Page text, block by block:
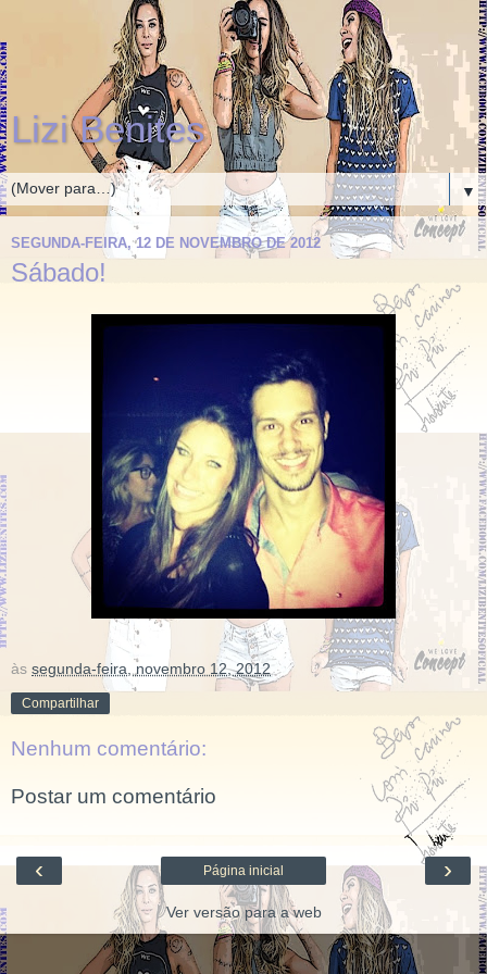
Lizi Benites
▼
SEGUNDA-FEIRA, 12 DE NOVEMBRO DE 2012
Sábado!
às segunda-feira, novembro 12, 2012
Compartilhar
Nenhum comentário:
Postar um comentário
‹ ›
Página inicial
Ver versão para a web